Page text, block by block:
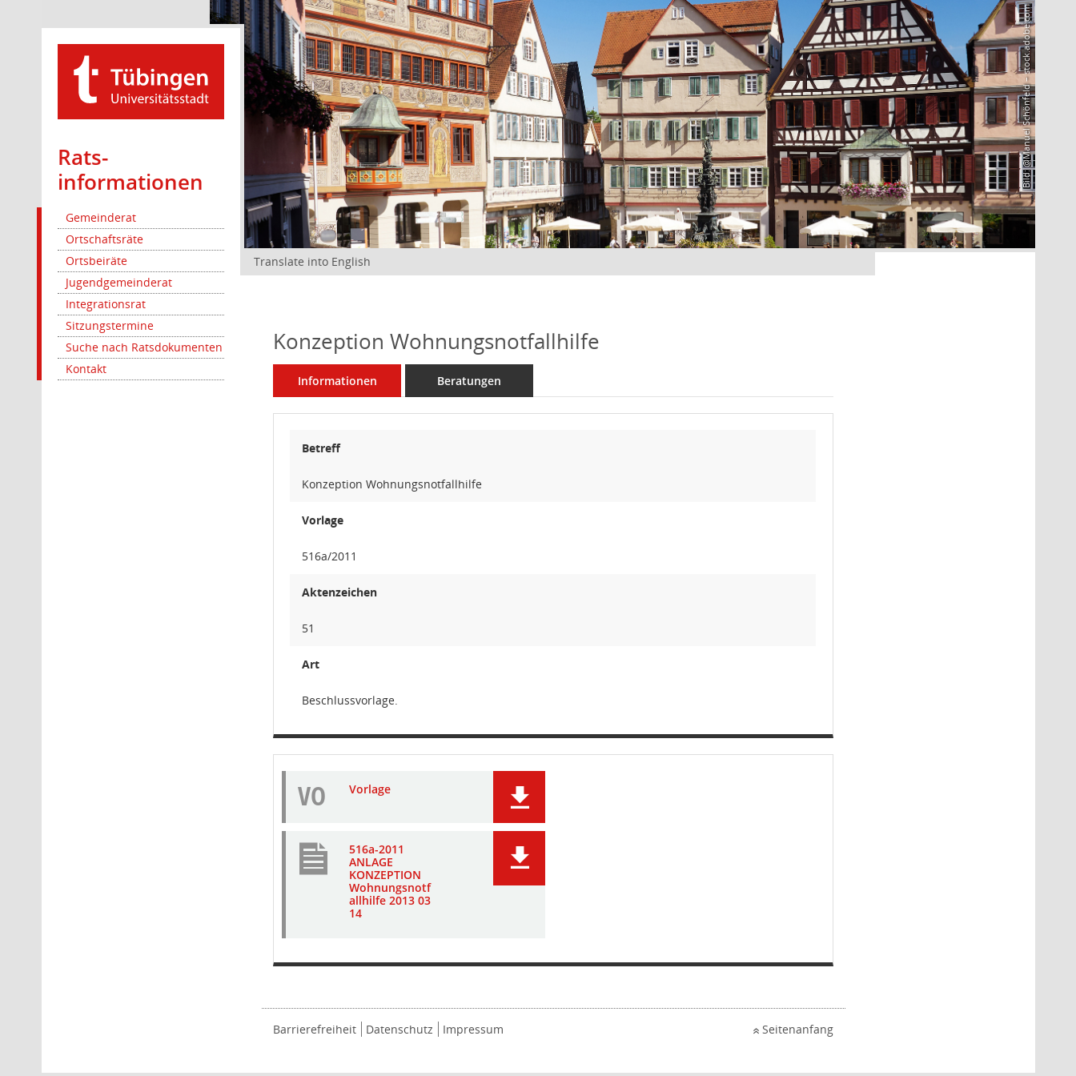
Rats­
informationen
Gemeinderat
Ortschaftsräte
Ortsbeiräte
Jugendgemeinderat
Integrationsrat
Sitzungstermine
Suche nach Ratsdokumenten
Kontakt
Bild: @Manuel Schönfeld – stock.adobe.com
Translate into English
Konzeption Wohnungsnotfallhilfe
Informationen Beratungen
Betreff
Konzeption Wohnungsnotfallhilfe
Vorlage
516a/2011
Aktenzeichen
51
Art
Beschlussvorlage.
VO Vorlage
516a-2011
ANLAGE
KONZEPTION
Wohnungsnotf
allhilfe 2013 03
14
Barrierefreiheit Datenschutz Impressum Seitenanfang